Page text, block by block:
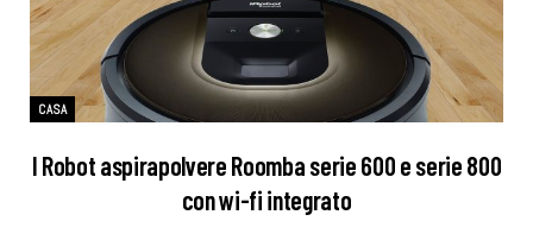
CASA
I Robot aspirapolvere Roomba serie 600 e serie 800
con wi-fi integrato